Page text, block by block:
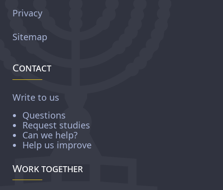
Privacy
Sitemap
Contact
Write to us
Questions
Request studies
Can we help?
Help us improve
Work together